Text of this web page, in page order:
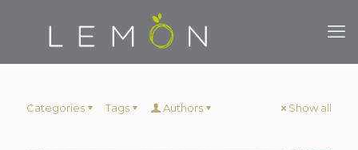
Categories Tags Authors Show all